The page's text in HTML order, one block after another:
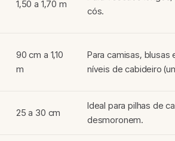
1,50 a 1,70 m
cós.
90 cm a 1,10
m
Para camisas, blusas
níveis de cabideiro
25 a 30 cm
Ideal para pilhas de
desmoronem.